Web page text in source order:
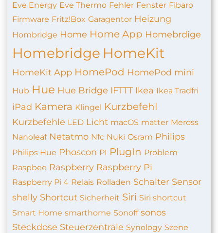
Eve Energy Eve Thermo Fehler Fenster Fibaro
Firmware Fritz!Box Garagentor Heizung
Hombridge Home Home App Homebrdige
Homebridge HomeKit
HomeKit App HomePod HomePod mini
Hub Hue Hue Bridge IFTTT Ikea Ikea Tradfri
iPad Kamera Klingel Kurzbefehl
Kurzbefehle LED Licht macOS matter Meross
Nanoleaf Netatmo Nfc Nuki Osram Philips
Philips Hue Phoscon PI PlugIn Problem
Raspbee Raspberry Raspberry Pi
Raspberry Pi 4 Relais Rolladen Schalter Sensor
shelly Shortcut Sicherheit Siri Siri shortcut
Smart Home smarthome Sonoff sonos
Steckdose Steuerzentrale Synology Szene